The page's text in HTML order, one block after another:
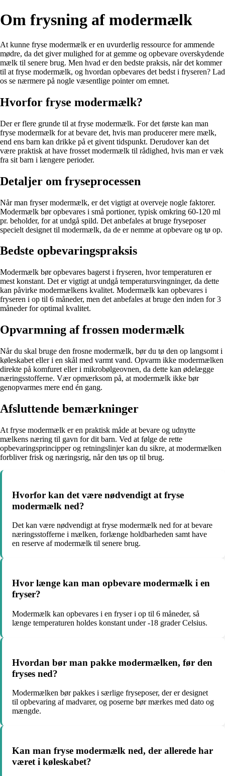
Om frysning af modermælk
At kunne fryse modermælk er en uvurderlig ressource for ammende
mødre, da det giver mulighed for at gemme og opbevare overskydende
mælk til senere brug. Men hvad er den bedste praksis, når det kommer
til at fryse modermælk, og hvordan opbevares det bedst i fryseren? Lad
os se nærmere på nogle væsentlige pointer om emnet.
Hvorfor fryse modermælk?
Der er flere grunde til at fryse modermælk. For det første kan man
fryse modermælk for at bevare det, hvis man producerer mere mælk,
end ens barn kan drikke på et givent tidspunkt. Derudover kan det
være praktisk at have frosset modermælk til rådighed, hvis man er væk
fra sit barn i længere perioder.
Detaljer om fryseprocessen
Når man fryser modermælk, er det vigtigt at overveje nogle faktorer.
Modermælk bør opbevares i små portioner, typisk omkring 60-120 ml
pr. beholder, for at undgå spild. Det anbefales at bruge fryseposer
specielt designet til modermælk, da de er nemme at opbevare og tø op.
Bedste opbevaringspraksis
Modermælk bør opbevares bagerst i fryseren, hvor temperaturen er
mest konstant. Det er vigtigt at undgå temperatursvingninger, da dette
kan påvirke modermælkens kvalitet. Modermælk kan opbevares i
fryseren i op til 6 måneder, men det anbefales at bruge den inden for 3
måneder for optimal kvalitet.
Opvarmning af frossen modermælk
Når du skal bruge den frosne modermælk, bør du tø den op langsomt i
køleskabet eller i en skål med varmt vand. Opvarm ikke modermælken
direkte på komfuret eller i mikrobølgeovnen, da dette kan ødelægge
næringsstofferne. Vær opmærksom på, at modermælk ikke bør
genopvarmes mere end én gang.
Afsluttende bemærkninger
At fryse modermælk er en praktisk måde at bevare og udnytte
mælkens næring til gavn for dit barn. Ved at følge de rette
opbevaringsprincipper og retningslinjer kan du sikre, at modermælken
forbliver frisk og næringsrig, når den tøs op til brug.
Hvorfor kan det være nødvendigt at fryse
modermælk ned?
Det kan være nødvendigt at fryse modermælk ned for at bevare
næringsstofferne i mælken, forlænge holdbarheden samt have
en reserve af modermælk til senere brug.
Hvor længe kan man opbevare modermælk i en
fryser?
Modermælk kan opbevares i en fryser i op til 6 måneder, så
længe temperaturen holdes konstant under -18 grader Celsius.
Hvordan bør man pakke modermælken, før den
fryses ned?
Modermælken bør pakkes i særlige fryseposer, der er designet
til opbevaring af madvarer, og poserne bør mærkes med dato og
mængde.
Kan man fryse modermælk ned, der allerede har
været i køleskabet?